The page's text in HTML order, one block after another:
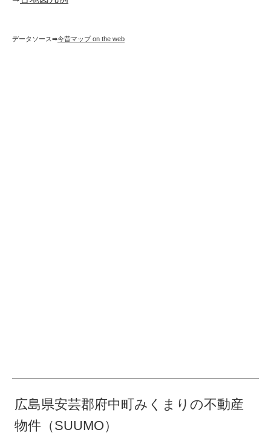
データソース➡︎今昔マップ on the web
広島県安芸郡府中町みくまりの不動産
物件（SUUMO）